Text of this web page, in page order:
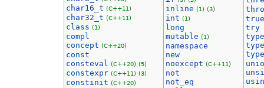
char16_t (C++11)
char32_t (C++11)
class (1)
compl
concept (C++20)
const
consteval (C++20) (5)
constexpr (C++11) (3)
constinit (C++20)
inline (1) (3)
int (1)
long
mutable (1)
namespace
new
noexcept (C++11)
not
not_eq
true
try